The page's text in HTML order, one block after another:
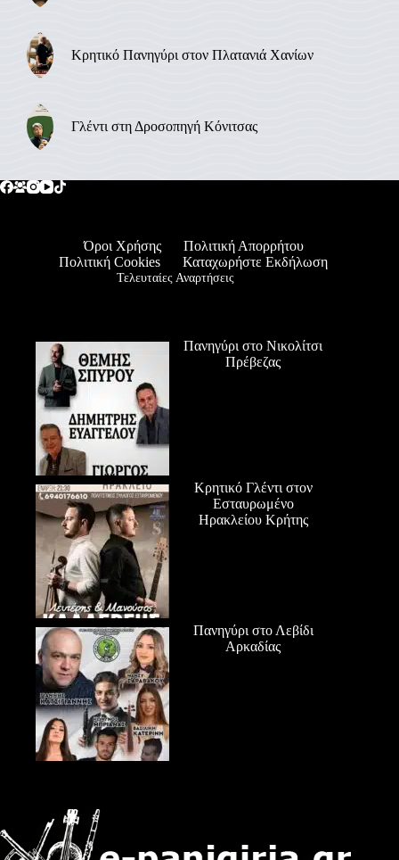
Κρητικό Πανηγύρι στον Πλατανιά Χανίων
Γλέντι στη Δροσοπηγή Κόνιτσας
Όροι Χρήσης
Πολιτική Απορρήτου
Πολιτική Cookies
Καταχωρήστε Εκδήλωση
Τελευταίες Αναρτήσεις
Πανηγύρι στο Νικολίτσι
Πρέβεζας
Κρητικό Γλέντι στον
Εσταυρωμένο
Ηρακλείου Κρήτης
Πανηγύρι στο Λεβίδι
Αρκαδίας